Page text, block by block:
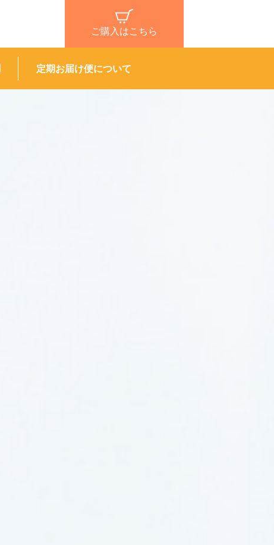
ご購入はこちら
定期お届け便について